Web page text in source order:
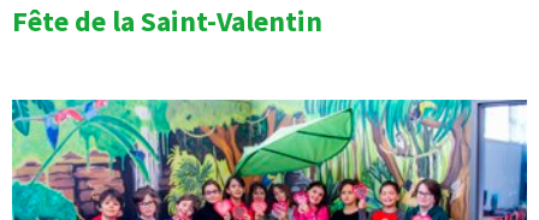
Fête de la Saint-Valentin